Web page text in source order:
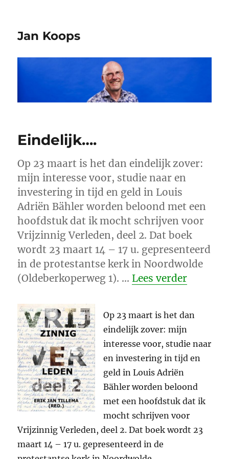
Jan Koops
Eindelijk….
Op 23 maart is het dan eindelijk zover:
mijn interesse voor, studie naar en
investering in tijd en geld in Louis
Adriën Bähler worden beloond met een
hoofdstuk dat ik mocht schrijven voor
Vrijzinnig Verleden, deel 2. Dat boek
wordt 23 maart 14 – 17 u. gepresenteerd
in de protestantse kerk in Noordwolde
(Oldeberkoperweg 1). … Lees verder
Op 23 maart is het dan
eindelijk zover: mijn
interesse voor, studie naar
en investering in tijd en
geld in Louis Adriën
Bähler worden beloond
met een hoofdstuk dat ik
mocht schrijven voor
Vrijzinnig Verleden, deel 2. Dat boek wordt 23
maart 14 – 17 u. gepresenteerd in de